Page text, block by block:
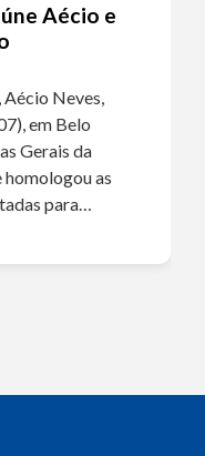
Aécio e
Neves,
em Belo
Gerais da
homologou as
para…